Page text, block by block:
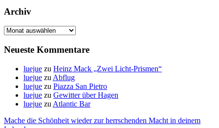
Archiv
Archiv
Neueste Kommentare
luejue zu Heinz Mack „Zwei Licht-Prismen“
luejue zu Abflug
luejue zu Piazza San Pietro
luejue zu Gewitter über Hagen
luejue zu Atlantic Bar
Mache die Schönheit wieder zur herrschenden Macht in deinem